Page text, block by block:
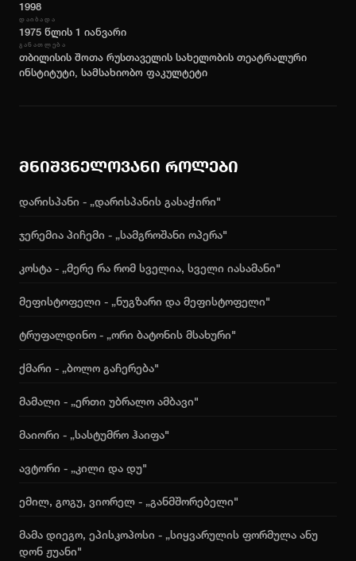
1998
ᲓᲐᲘᲑᲐᲓᲐ
1975 წლის 1 იანვარი
ᲒᲐᲜᲐᲗᲚᲔᲑᲐ
თბილისის შოთა რუსთაველის სახელობის თეატრალური
ინსტიტუტი, სამსახიობო ფაკულტეტი
მნიშვნელოვანი როლები
დარისპანი - „დარისპანის გასაჭირი"
ჯერემია პიჩემი - „სამგროშანი ოპერა"
კოსტა - „მერე რა რომ სველია, სველი იასამანი"
მეფისტოფელი - „ნუგზარი და მეფისტოფელი"
ტრუფალდინო - „ორი ბატონის მსახური"
ქმარი - „ბოლო გაჩერება"
მამალი - „ერთი უბრალო ამბავი"
მაიორი - „სასტუმრო ჰაიფა"
ავტორი - „კილი და დუ"
ემილ, გოგუ, ვიორელ - „განმშორებელი"
მამა დიეგო, ეპისკოპოსი - „სიყვარულის ფორმულა ანუ
დონ ჟუანი"